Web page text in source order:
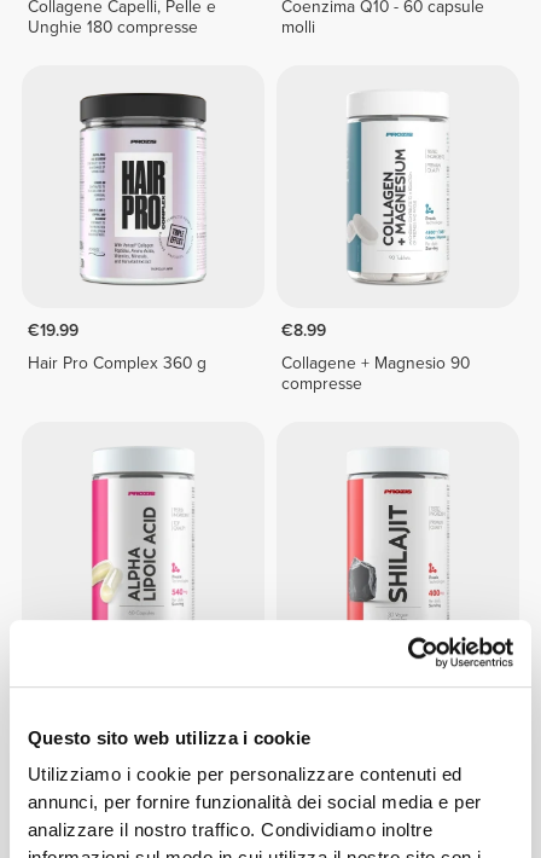
Questo sito web utilizza i cookie
Utilizziamo i cookie per personalizzare contenuti ed
annunci, per fornire funzionalità dei social media e per
analizzare il nostro traffico. Condividiamo inoltre
Collagene Capelli, Pelle e
Unghie 180 compresse
Coenzima Q10 - 60 capsule
molli
€19.99
Hair Pro Complex 360 g
€8.99
Collagene + Magnesio 90
compresse
€29.99
capsule
€14.99